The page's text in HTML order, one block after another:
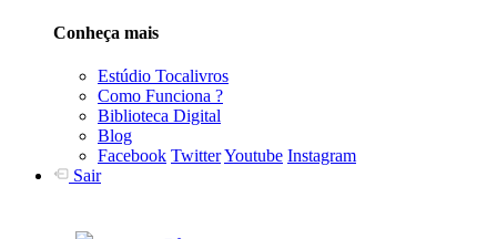
Conheça mais
Estúdio Tocalivros
Como Funciona ?
Biblioteca Digital
Blog
Facebook TwitterYoutube Instagram
Sair